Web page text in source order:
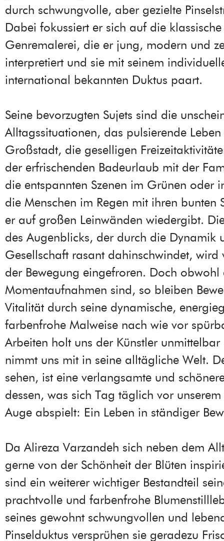
durch schwungvolle, aber gezielte
Dabei fokussiert er sich auf die klassische
Genremalerei, die er jung, modern und
interpretiert und sie mit seinem
international bekannten Duktus paart.
Seine bevorzugten Sujets sind die
Alltagssituationen, das pulsierende
Großstadt, die geselligen
der erfrischenden Badeurlaub mit der
die entspannten Szenen im Grünen oder
die Menschen im Regen mit ihren bunten
er auf großen Leinwänden wiedergibt.
des Augenblicks, der durch die Dynamik
Gesellschaft rasant dahinschwindet, wird
der Bewegung eingefroren. Doch obwohl
Momentaufnahmen sind, so bleiben
Vitalität durch seine dynamische,
farbenfrohe Malweise nach wie vor
Arbeiten holt uns der Künstler
nimmt uns mit in seine alltägliche Welt.
sehen, ist eine verlangsamte und
dessen, was sich Tag täglich vor
Auge abspielt: Ein Leben in ständiger
Da Alireza Varzandeh sich neben dem
gerne von der Schönheit der Blüten
sind ein weiterer wichtiger Bestandteil
prachtvolle und farbenfrohe
seines gewohnt schwungvollen und
Pinselduktus versprühen sie geradezu